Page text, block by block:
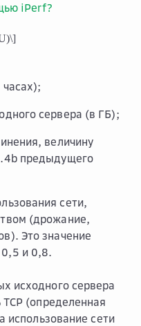
iPerf?
сервера (в ГБ);
величину
предыдущего
сети,
(дрожание,
Это значение
и 0,8.
исходного сервера
(определенная
сети